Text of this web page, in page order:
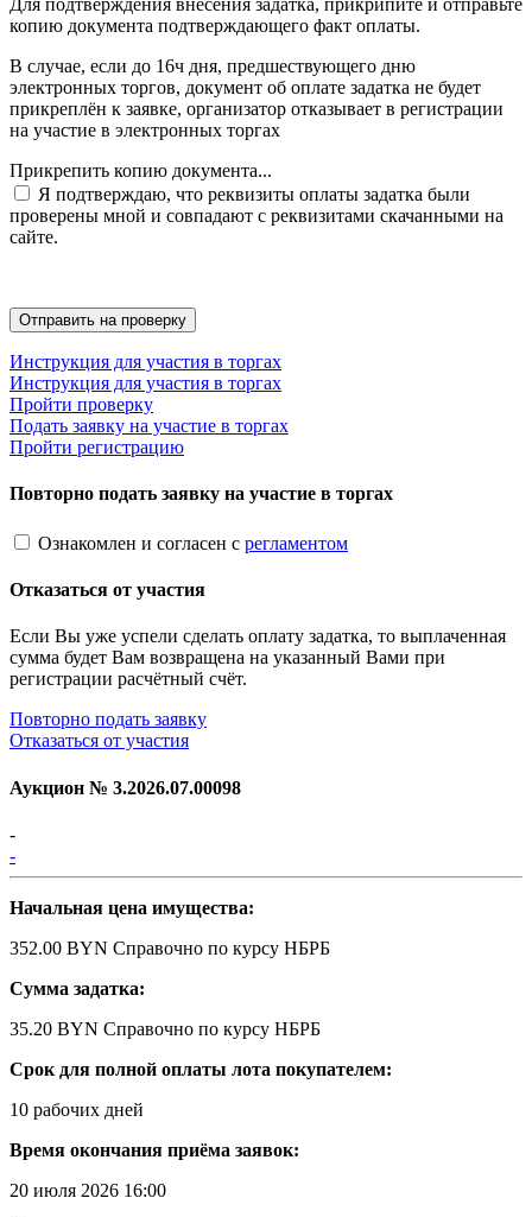
Для подтверждения внесения задатка, прикрипите и отправьте
копию документа подтверждающего факт оплаты.
В случае, если до 16ч дня, предшествующего дню
электронных торгов, документ об оплате задатка не будет
прикреплён к заявке, организатор отказывает в регистрации
на участие в электронных торгах
Прикрепить копию документа...
Я подтверждаю, что реквизиты оплаты задатка были
проверены мной и совпадают с реквизитами скачанными на
сайте.
Инструкция для участия в торгах
Инструкция для участия в торгах
Пройти проверку
Подать заявку на участие в торгах
Пройти регистрацию
Повторно подать заявку на участие в торгах
Ознакомлен и согласен с регламентом
Отказаться от участия
Если Вы уже успели сделать оплату задатка, то выплаченная
сумма будет Вам возвращена на указанный Вами при
регистрации расчётный счёт.
Повторно подать заявку
Отказаться от участия
Аукцион № 3.2026.07.00098
-
-
Начальная цена имущества:
352.00 BYN Справочно по курсу НБРБ
Сумма задатка:
35.20 BYN Справочно по курсу НБРБ
Срок для полной оплаты лота покупателем:
10 рабочих дней
Время окончания приёма заявок:
20 июля 2026 16:00